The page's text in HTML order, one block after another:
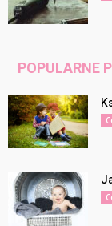
POPULARNE